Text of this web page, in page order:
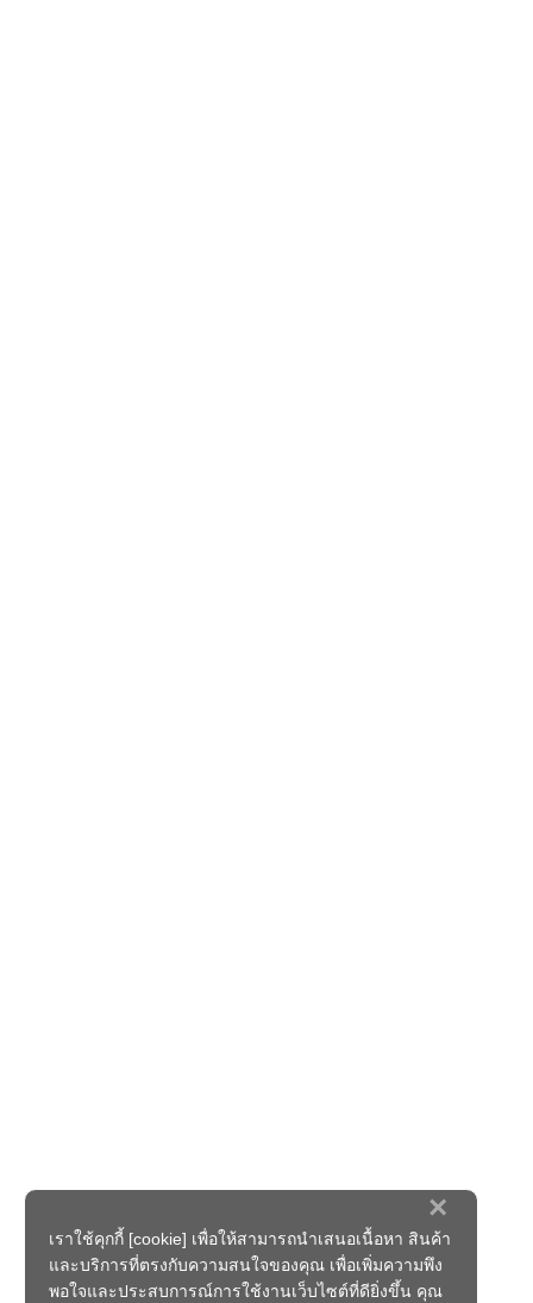
×
เราใช้คุกกี้ [cookie] เพื่อให้สามารถนำเสนอเนื้อหา สินค้า
และบริการที่ตรงกับความสนใจของคุณ เพื่อเพิ่มความพึง
พอใจและประสบการณ์การใช้งานเว็บไซต์ที่ดียิ่งขึ้น คุณ